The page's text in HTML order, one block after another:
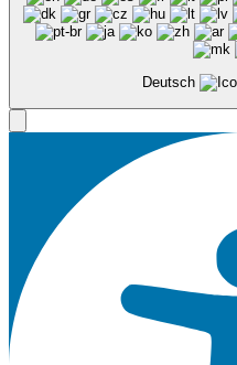
Deutsch